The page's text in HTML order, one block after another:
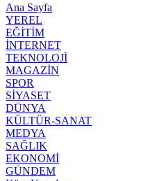
Ana Sayfa
YEREL
EĞİTİM
İNTERNET
TEKNOLOJİ
MAGAZİN
SPOR
SİYASET
DÜNYA
KÜLTÜR-SANAT
MEDYA
SAĞLIK
EKONOMİ
GÜNDEM